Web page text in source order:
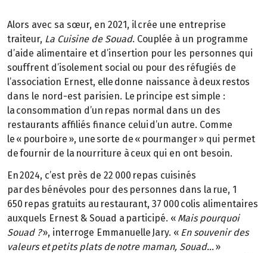
Alors avec sa sœur, en 2021, il crée une entreprise
traiteur, La Cuisine de Souad. Couplée à un programme
d’aide alimentaire et d’insertion pour les personnes qui
souffrent d’isolement social ou pour des réfugiés de
l’association Ernest, elle donne naissance à deux restos
dans le nord-est parisien. Le principe est simple :
la consommation d’un repas normal dans un des
restaurants affiliés finance celui d’un autre. Comme
le « pourboire », une sorte de « pourmanger » qui permet
de fournir de la nourriture à ceux qui en ont besoin.
En 2024, c’est près de 22 000 repas cuisinés
par des bénévoles pour des personnes dans la rue, 1
650 repas gratuits au restaurant, 37 000 colis alimentaires
auxquels Ernest & Souad a participé. « Mais pourquoi
Souad ?», interroge Emmanuelle Jary. « En souvenir des
valeurs et petits plats de notre maman, Souad…»